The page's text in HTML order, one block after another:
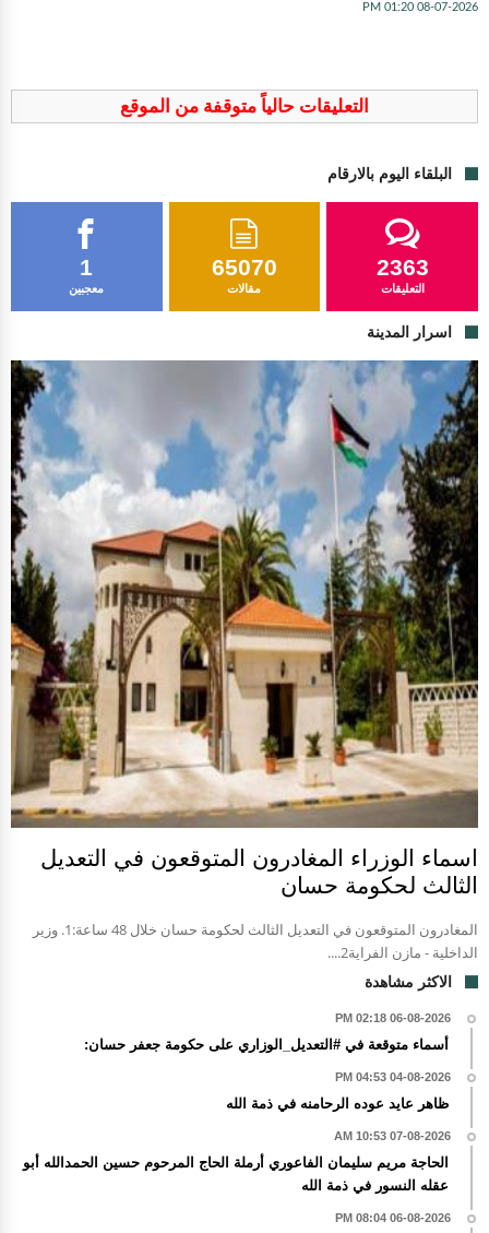
08-07-2026 01:20 PM
التعليقات حالياً متوقفة من الموقع
البلقاء اليوم بالارقام
1
معجبين
65070
مقالات
2363
التعليقات
اسرار المدينة
اسماء الوزراء المغادرون المتوقعون في التعديل
الثالث لحكومة حسان
المغادرون المتوقعون في التعديل الثالث لحكومة حسان خلال 48 ساعة:1. وزير
الداخلية - مازن الفراية2....
الاكثر مشاهدة
06-08-2026 02:18 PM
أسماء متوقعة في #التعديل_الوزاري على حكومة جعفر حسان:
04-08-2026 04:53 PM
ظاهر عايد عوده الرحامنه في ذمة الله
07-08-2026 10:53 AM
الحاجة مريم سليمان الفاعوري أرملة الحاج المرحوم حسين الحمدالله أبو
عقله النسور في ذمة الله
06-08-2026 08:04 PM